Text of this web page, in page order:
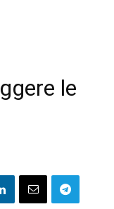
le